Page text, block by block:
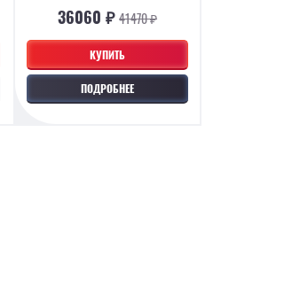
КУПИТЬ
ПОДРОБНЕЕ
36060 ₽41470 ₽